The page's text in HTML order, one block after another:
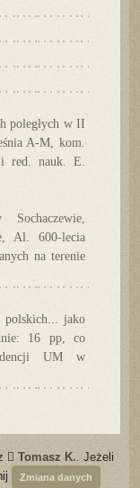
poległych w II
A-M, kom.
red. nauk. E.
Al. 600-lecia
na terenie
polskich... jako
16 pp, co
UM w
Tomasz K.. Jeżeli
Zmiana danych